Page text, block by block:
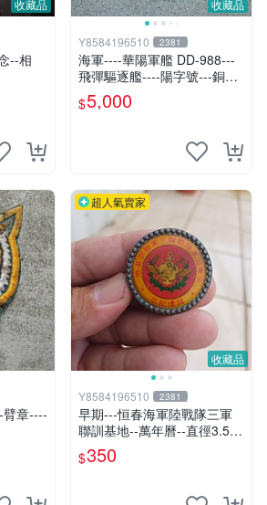
收藏品
--相
收藏品
Y8584196510 2381
海軍----華陽軍艦 DD-988---
飛彈驅逐艦----陽字號---銅製
煙灰缸
$5,000
章----
收藏品
超人氣賣家
Y8584196510 2381
早期---恒春海軍陸戰隊三軍
聯訓基地--萬年曆--直徑3.5公
分
$350